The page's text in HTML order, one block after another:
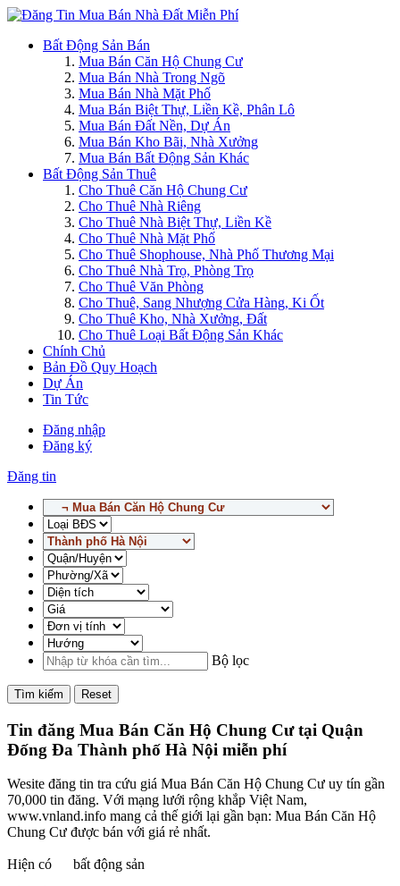
Bất Động Sản Bán
Mua Bán Căn Hộ Chung Cư
Mua Bán Nhà Trong Ngõ
Mua Bán Nhà Mặt Phố
Mua Bán Biệt Thự, Liền Kề, Phân Lô
Mua Bán Đất Nền, Dự Án
Mua Bán Kho Bãi, Nhà Xưởng
Mua Bán Bất Động Sản Khác
Bất Động Sản Thuê
Cho Thuê Căn Hộ Chung Cư
Cho Thuê Nhà Riêng
Cho Thuê Nhà Biệt Thự, Liền Kề
Cho Thuê Nhà Mặt Phố
Cho Thuê Shophouse, Nhà Phố Thương Mại
Cho Thuê Nhà Trọ, Phòng Trọ
Cho Thuê Văn Phòng
Cho Thuê, Sang Nhượng Cửa Hàng, Ki Ốt
Cho Thuê Kho, Nhà Xưởng, Đất
Cho Thuê Loại Bất Động Sản Khác
Chính Chủ
Bản Đồ Quy Hoạch
Dự Án
Tin Tức
Đăng nhập
Đăng ký
Đăng tin
Bộ lọc
Tìm kiếm Reset
Tin đăng Mua Bán Căn Hộ Chung Cư tại Quận
Đống Đa Thành phố Hà Nội miễn phí
Wesite đăng tin tra cứu giá Mua Bán Căn Hộ Chung Cư uy tín gần
70,000 tin đăng. Với mạng lưới rộng khắp Việt Nam,
www.vnland.info mang cả thế giới lại gần bạn: Mua Bán Căn Hộ
Chung Cư được bán với giá rẻ nhất.
Hiện có
bất động sản